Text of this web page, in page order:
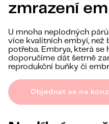
zmrazení
U mnoha neplodných
více kvalitních embyí, než
potřeba. Embrya, která se
doporučíme dát šetrně
reprodukční buňky či
Objednat se na